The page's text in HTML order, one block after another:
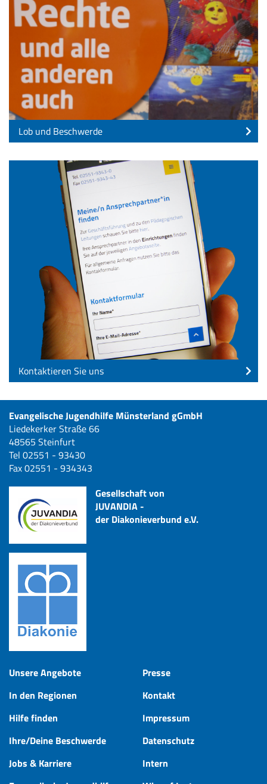
Lob und Beschwerde
Kontaktieren Sie uns
Evangelische Jugendhilfe Münsterland gGmbH
Liedekerker Straße 66
48565 Steinfurt
Tel 02551 - 93430
Fax 02551 - 934343
Gesellschaft von
JUVANDIA -
der Diakonieverbund e.V.
Unsere Angebote
In den Regionen
Hilfe finden
Ihre/Deine Beschwerde
Jobs & Karriere
Presse
Kontakt
Impressum
Datenschutz
Intern